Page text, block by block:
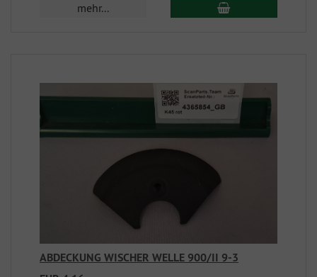
mehr...
ABDECKUNG WISCHER WELLE 900/II 9-3